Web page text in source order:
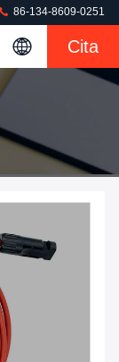
86-134-8609-0251
Cita